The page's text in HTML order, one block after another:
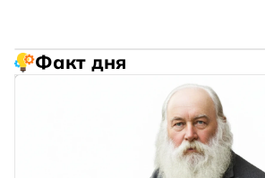
Факт дня